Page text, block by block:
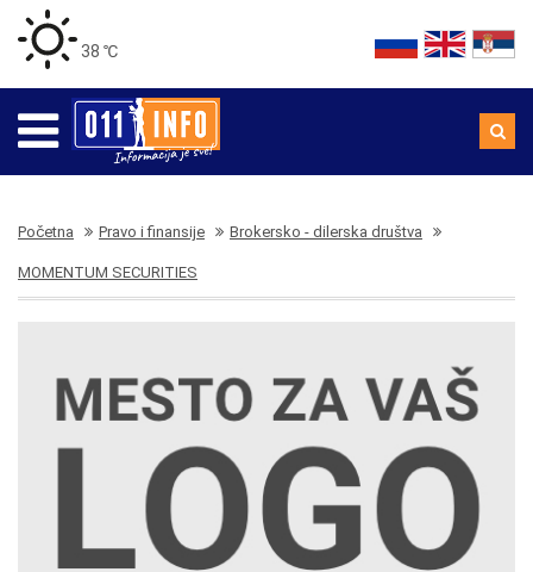
38 ℃
Početna Pravo i finansije Brokersko - dilerska društva
MOMENTUM SECURITIES